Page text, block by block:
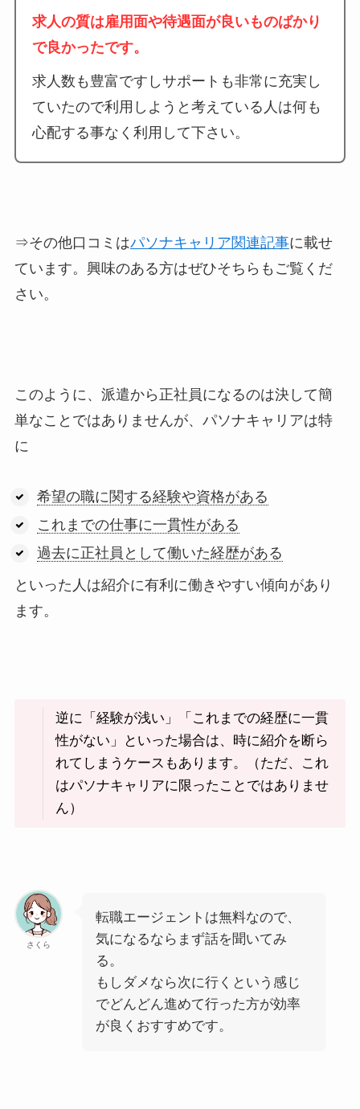
求人の質は雇用面や待遇面が良いものばかり
で良かったです。
求人数も豊富ですしサポートも非常に充実し
ていたので利用しようと考えている人は何も
心配する事なく利用して下さい。
⇒その他口コミはパソナキャリア関連記事に載せ
ています。興味のある方はぜひそちらもご覧くだ
さい。
このように、派遣から正社員になるのは決して簡
単なことではありませんが、パソナキャリアは特
に
希望の職に関する経験や資格がある
これまでの仕事に一貫性がある
過去に正社員として働いた経歴がある
といった人は紹介に有利に働きやすい傾向があり
ます。
逆に「経験が浅い」「これまでの経歴に一貫
性がない」といった場合は、時に紹介を断ら
れてしまうケースもあります。（ただ、これ
はパソナキャリアに限ったことではありませ
ん）
さくら
転職エージェントは無料なので、
気になるならまず話を聞いてみ
る。
もしダメなら次に行くという感じ
でどんどん進めて行った方が効率
が良くおすすめです。